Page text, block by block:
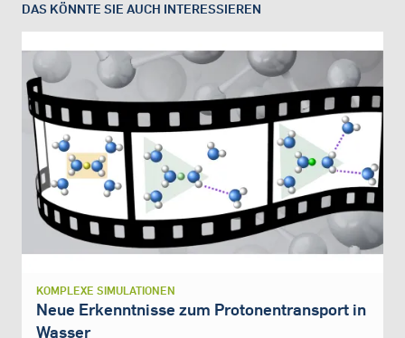
DAS KÖNNTE SIE AUCH INTERESSIEREN
KOMPLEXE SIMULATIONEN
Neue Erkenntnisse zum Protonentransport in
Wasser